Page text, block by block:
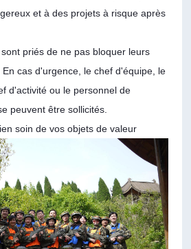
et à des projets à risque après
priés de ne pas bloquer leurs
cas d'urgence, le chef d'équipe, le
d'activité ou le personnel de
peuvent être sollicités.
soin de vos objets de valeur